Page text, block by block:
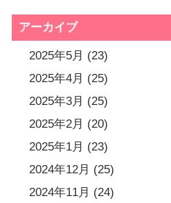
アーカイブ
2025年5月 (23)
2025年4月 (25)
2025年3月 (25)
2025年2月 (20)
2025年1月 (23)
2024年12月 (25)
2024年11月 (24)